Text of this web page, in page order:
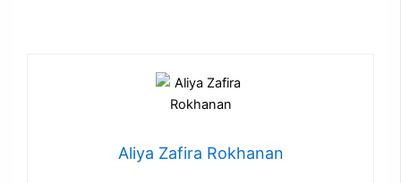
Aliya Zafira Rokhanan